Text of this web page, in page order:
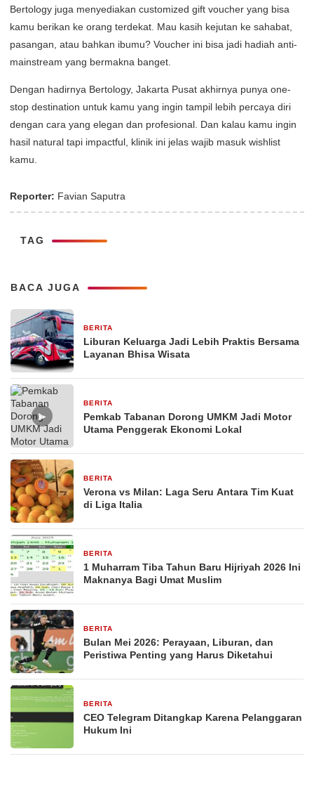
Bertology juga menyediakan customized gift voucher yang bisa
kamu berikan ke orang terdekat. Mau kasih kejutan ke sahabat,
pasangan, atau bahkan ibumu? Voucher ini bisa jadi hadiah anti-
mainstream yang bermakna banget.
Dengan hadirnya Bertology, Jakarta Pusat akhirnya punya one-
stop destination untuk kamu yang ingin tampil lebih percaya diri
dengan cara yang elegan dan profesional. Dan kalau kamu ingin
hasil natural tapi impactful, klinik ini jelas wajib masuk wishlist
kamu.
Reporter: Favian Saputra
TAG
BACA JUGA
BERITA
Liburan Keluarga Jadi Lebih Praktis Bersama
Layanan Bhisa Wisata
▶
BERITA
Pemkab Tabanan Dorong UMKM Jadi Motor
Utama Penggerak Ekonomi Lokal
BERITA
Verona vs Milan: Laga Seru Antara Tim Kuat
di Liga Italia
BERITA
1 Muharram Tiba Tahun Baru Hijriyah 2026 Ini
Maknanya Bagi Umat Muslim
BERITA
Bulan Mei 2026: Perayaan, Liburan, dan
Peristiwa Penting yang Harus Diketahui
BERITA
CEO Telegram Ditangkap Karena Pelanggaran
Hukum Ini